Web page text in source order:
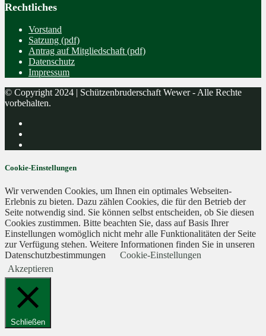
Rechtliches
Vorstand
Satzung (pdf)
Antrag auf Mitgliedschaft (pdf)
Datenschutz
Impressum
© Copyright 2024 | Schützenbruderschaft Wewer - Alle Rechte
vorbehalten.
Cookie-Einstellungen
Wir verwenden Cookies, um Ihnen ein optimales Webseiten-
Erlebnis zu bieten. Dazu zählen Cookies, die für den Betrieb der
Seite notwendig sind. Sie können selbst entscheiden, ob Sie diesen
Cookies zustimmen. Bitte beachten Sie, dass auf Basis Ihrer
Einstellungen womöglich nicht mehr alle Funktionalitäten der Seite
zur Verfügung stehen. Weitere Informationen finden Sie in unseren
Datenschutzbestimmungen
Cookie-Einstellungen
Akzeptieren
Schließen